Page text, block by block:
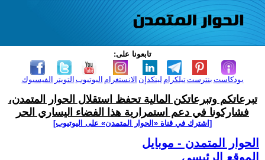
تابعونا على:
الفيسبوك التويتر اليوتيوب الانستغرام لينكدإن تيلكرامبنترست بودكاست
تبرعاتكم وتبرعاتكن المالية تحفظ استقلال الحوار المتمدن،
فشاركونا في دعم استمرارية هذا الفضاء اليساري الحر
[اشترك في قناة ‫«الحوار المتمدن» على اليوتيوب]
الحوار المتمدن - موبايل
الموقع الرئيسي